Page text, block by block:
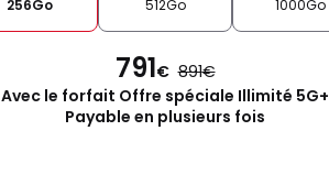
256Go 512Go 1000Go
791€ 891
Avec le forfait Offre spéciale Illimité 5G+
Payable en plusieurs fois